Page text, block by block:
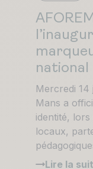
national
Mercredi 14
Mans a
identité, lors
locaux,
Lire la